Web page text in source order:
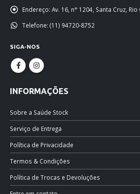
Endereço: Av. 16, n° 1204, Santa Cruz, Rio
Telefone: (11) 94720-8752
SIGA-NOS
INFORMAÇÕES
Sobre a Saúde Stock
Serviço de Entrega
Política de Privacidade
Termos & Condições
Política de Trocas e Devoluções